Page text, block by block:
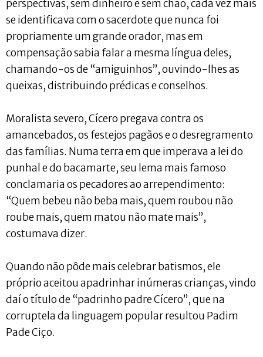
perspectivas, sem dinheiro e sem chão, cada vez mais
se identificava com o sacerdote que nunca foi
propriamente um grande orador, mas em
compensação sabia falar a mesma língua deles,
chamando-os de “amiguinhos”, ouvindo-lhes as
queixas, distribuindo prédicas e conselhos.
Moralista severo, Cícero pregava contra os
amancebados, os festejos pagãos e o desregramento
das famílias. Numa terra em que imperava a lei do
punhal e do bacamarte, seu lema mais famoso
conclamaria os pecadores ao arrependimento:
“Quem bebeu não beba mais, quem roubou não
roube mais, quem matou não mate mais”,
costumava dizer.
Quando não pôde mais celebrar batismos, ele
próprio aceitou apadrinhar inúmeras crianças, vindo
daí o título de “padrinho padre Cícero”, que na
corruptela da linguagem popular resultou Padim
Pade Ciço.